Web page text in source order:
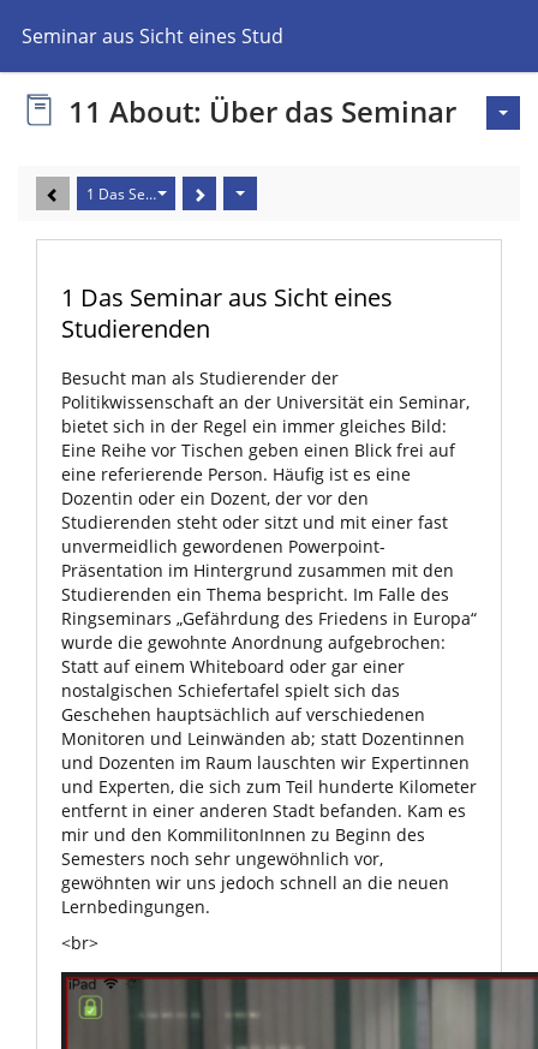
Seminar aus Sicht eines Studierenden
11 About: Über das Seminar
1 Das Seminar aus Sicht eines Studierenden
1 Das Seminar aus Sicht eines
Studierenden
Besucht man als Studierender der
Politikwissenschaft an der Universität ein Seminar,
bietet sich in der Regel ein immer gleiches Bild:
Eine Reihe vor Tischen geben einen Blick frei auf
eine referierende Person. Häufig ist es eine
Dozentin oder ein Dozent, der vor den
Studierenden steht oder sitzt und mit einer fast
unvermeidlich gewordenen Powerpoint-
Präsentation im Hintergrund zusammen mit den
Studierenden ein Thema bespricht. Im Falle des
Ringseminars „Gefährdung des Friedens in Europa“
wurde die gewohnte Anordnung aufgebrochen:
Statt auf einem Whiteboard oder gar einer
nostalgischen Schiefertafel spielt sich das
Geschehen hauptsächlich auf verschiedenen
Monitoren und Leinwänden ab; statt Dozentinnen
und Dozenten im Raum lauschten wir Expertinnen
und Experten, die sich zum Teil hunderte Kilometer
entfernt in einer anderen Stadt befanden. Kam es
mir und den KommilitonInnen zu Beginn des
Semesters noch sehr ungewöhnlich vor,
gewöhnten wir uns jedoch schnell an die neuen
Lernbedingungen.
<br>